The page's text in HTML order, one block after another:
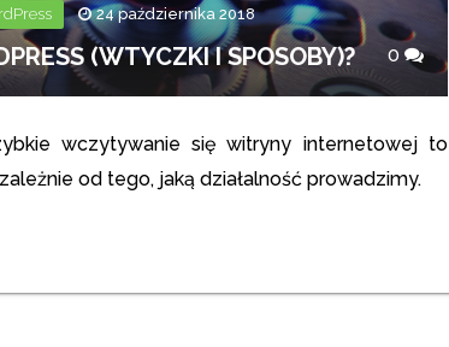
24 października 2018
0
(WTYCZKI I SPOSOBY)?
wczytywanie się witryny internetowej to
od tego, jaką działalność prowadzimy.